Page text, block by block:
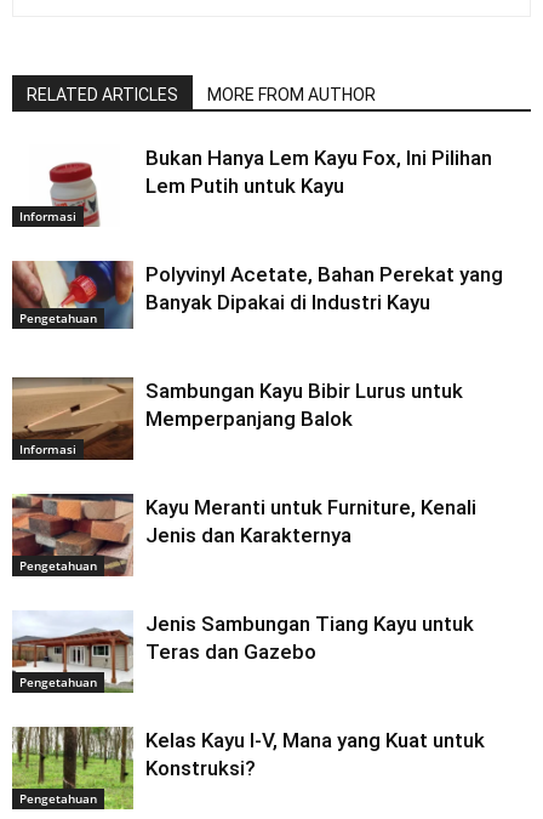
RELATED ARTICLES MORE FROM AUTHOR
Informasi
Bukan Hanya Lem Kayu Fox, Ini Pilihan
Lem Putih untuk Kayu
Pengetahuan
Polyvinyl Acetate, Bahan Perekat yang
Banyak Dipakai di Industri Kayu
Informasi
Sambungan Kayu Bibir Lurus untuk
Memperpanjang Balok
Pengetahuan
Kayu Meranti untuk Furniture, Kenali
Jenis dan Karakternya
Pengetahuan
Jenis Sambungan Tiang Kayu untuk
Teras dan Gazebo
Pengetahuan
Kelas Kayu I-V, Mana yang Kuat untuk
Konstruksi?